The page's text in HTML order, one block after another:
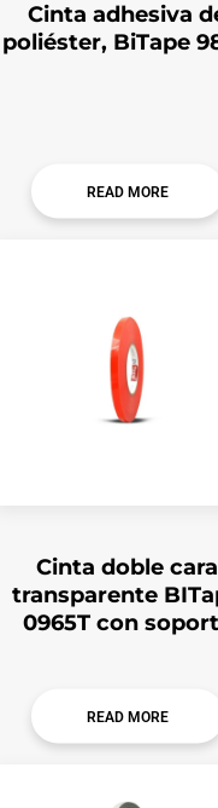
Cinta adhesiva
poliéster, BiTape
READ MORE
Cinta doble cara
transparente
0965T con
READ MORE